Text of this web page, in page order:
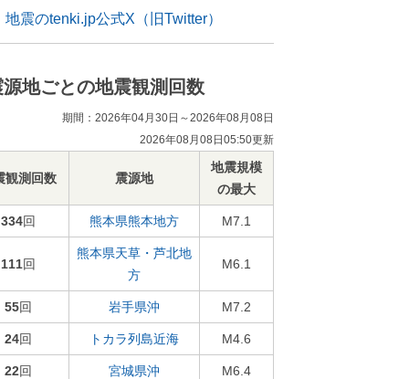
地震のtenki.jp公式X（旧Twitter）
源地ごとの地震観測回数
期間：2026年04月30日～2026年08月08日
2026年08月08日05:50更新
観測回数 震源地
地震規模
の最大
334回 熊本県熊本地方 M7.1
111回
熊本県天草・芦北地
方
M6.1
55回 岩手県沖 M7.2
24回 トカラ列島近海 M4.6
22回 宮城県沖 M6.4